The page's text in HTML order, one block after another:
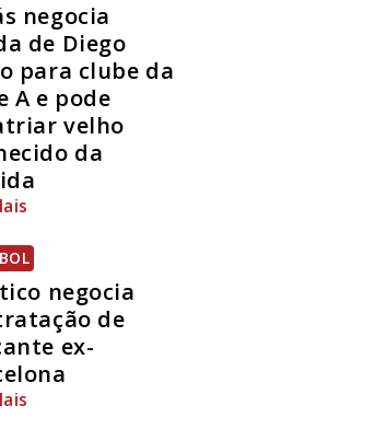
negocia
de Diego
para clube da
A e pode
velho
da
negocia
de
ex-